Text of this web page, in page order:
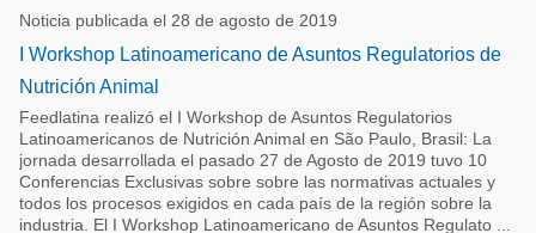
Noticia publicada el 28 de agosto de 2019
I Workshop Latinoamericano de Asuntos Regulatorios de
Nutrición Animal
Feedlatina realizó el I Workshop de Asuntos Regulatorios
Latinoamericanos de Nutrición Animal en São Paulo, Brasil: La
jornada desarrollada el pasado 27 de Agosto de 2019 tuvo 10
Conferencias Exclusivas sobre sobre las normativas actuales y
todos los procesos exigidos en cada país de la región sobre la
industria. El I Workshop Latinoamericano de Asuntos Regulato ...